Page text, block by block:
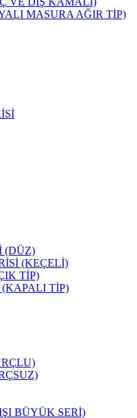
MASURA AĞIR TİP)
(DÜZ)
(KEÇELİ)
TİP)
(KAPALI TİP)
BÜYÜK SERİ)